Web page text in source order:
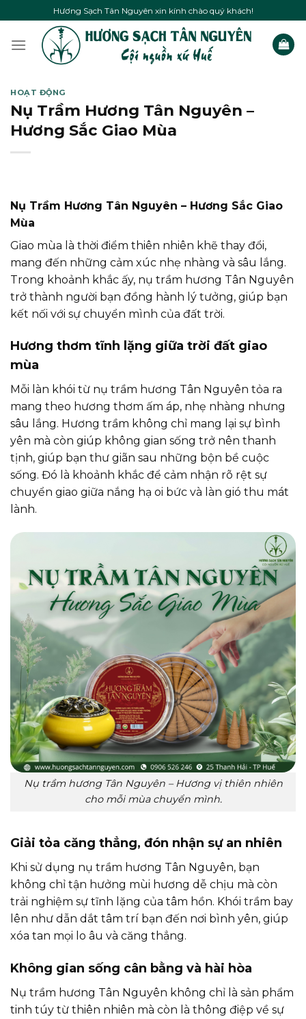
to
content
Hương Sạch Tân Nguyên xin kính chào quý khách!
HOẠT ĐỘNG
Nụ Trầm Hương Tân Nguyên –
Hương Sắc Giao Mùa
Nụ Trầm Hương Tân Nguyên – Hương Sắc Giao
Mùa
Giao mùa là thời điểm thiên nhiên khẽ thay đổi,
mang đến những cảm xúc nhẹ nhàng và sâu lắng.
Trong khoảnh khắc ấy, nụ trầm hương Tân Nguyên
trở thành người bạn đồng hành lý tưởng, giúp bạn
kết nối với sự chuyển mình của đất trời.
Hương thơm tĩnh lặng giữa trời đất giao
mùa
Mỗi làn khói từ nụ trầm hương Tân Nguyên tỏa ra
mang theo hương thơm ấm áp, nhẹ nhàng nhưng
sâu lắng. Hương trầm không chỉ mang lại sự bình
yên mà còn giúp không gian sống trở nên thanh
tịnh, giúp bạn thư giãn sau những bộn bề cuộc
sống. Đó là khoảnh khắc để cảm nhận rõ rệt sự
chuyển giao giữa nắng hạ oi bức và làn gió thu mát
lành.
Nụ trầm hương Tân Nguyên – Hương vị thiên nhiên
cho mỗi mùa chuyển mình.
Giải tỏa căng thẳng, đón nhận sự an nhiên
Khi sử dụng nụ trầm hương Tân Nguyên, bạn
không chỉ tận hưởng mùi hương dễ chịu mà còn
trải nghiệm sự tĩnh lặng của tâm hồn. Khói trầm bay
lên như dẫn dắt tâm trí bạn đến nơi bình yên, giúp
xóa tan mọi lo âu và căng thẳng.
Không gian sống cân bằng và hài hòa
Nụ trầm hương Tân Nguyên không chỉ là sản phẩm
tinh túy từ thiên nhiên mà còn là thông điệp về sự